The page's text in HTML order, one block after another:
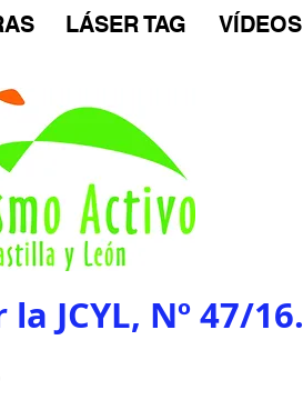
LÁSER TAG VÍDEOS
JCYL, Nº 47/16.